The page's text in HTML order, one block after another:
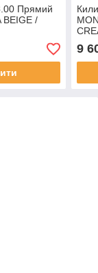
Прямий
BEIGE /
9